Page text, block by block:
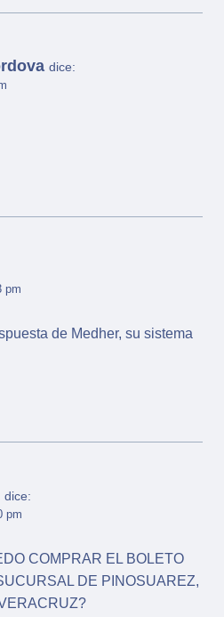
dice:
pm
de Medher, su sistema
dice:
pm
COMPRAR EL BOLETO
DE PINOSUAREZ,